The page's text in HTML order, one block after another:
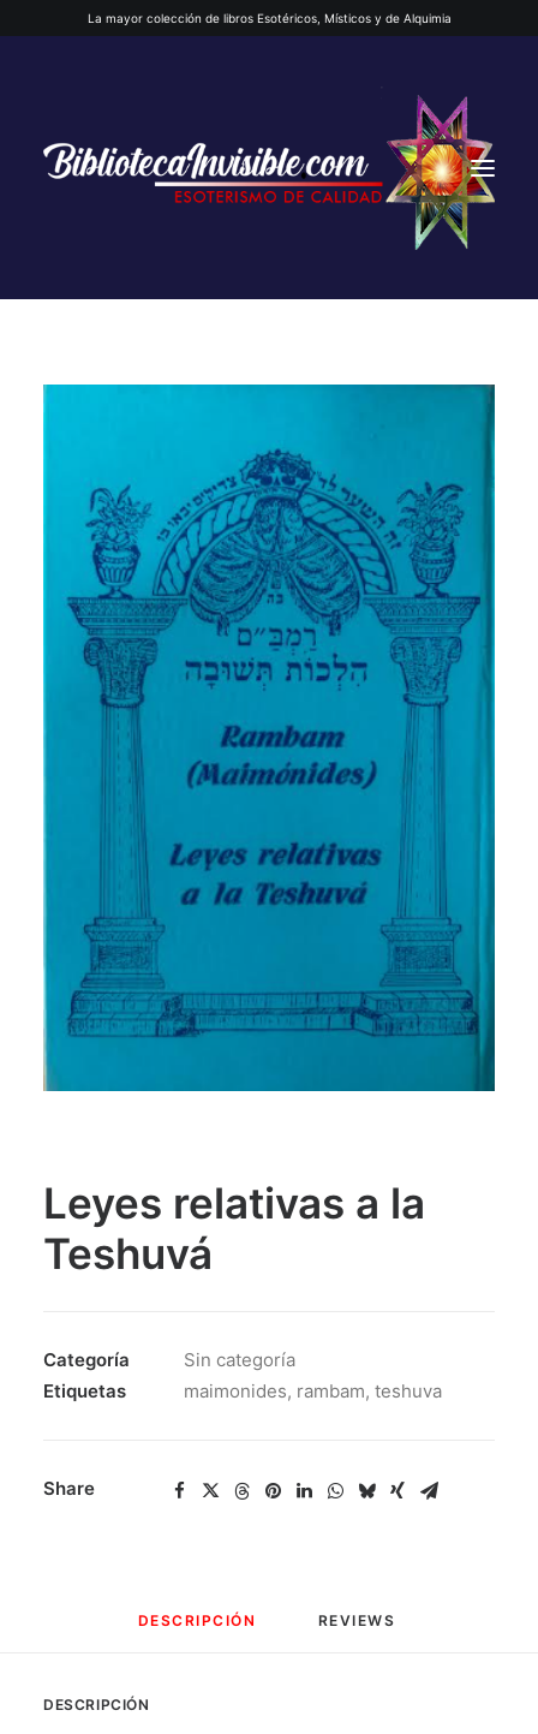
La mayor colección de libros Esotéricos, Místicos y de Alquimia
QUIENES SOMOS
CATEGORÍAS
AUTORES DESTACADOS
GLOSARIO
LOGIN / REGISTER
CART
Leyes relativas a la
Teshuvá
Categoría
Sin categoría
Etiquetas
maimonides, rambam, teshuva
Share
DESCRIPCIÓN REVIEWS
DESCRIPCIÓN